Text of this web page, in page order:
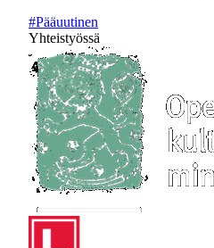
#Pääuutinen
Yhteistyössä